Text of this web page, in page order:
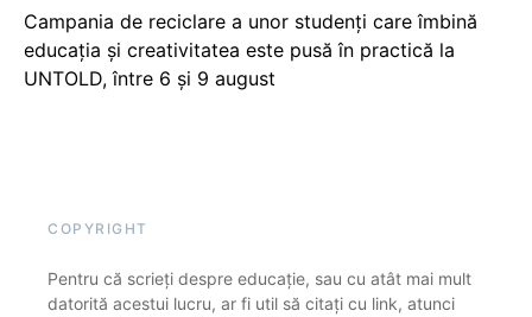
Campania de reciclare a unor studenți care îmbină
educația și creativitatea este pusă în practică la
UNTOLD, între 6 și 9 august
COPYRIGHT
Pentru că scrieți despre educație, sau cu atât mai mult
datorită acestui lucru, ar fi util să citați cu link, atunci